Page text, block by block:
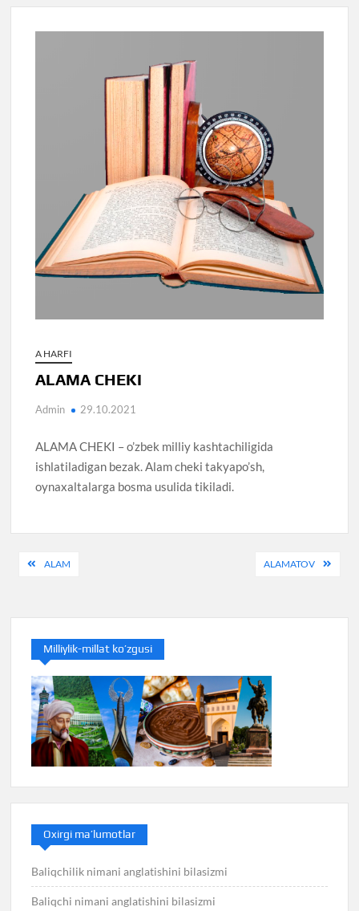
A HARFI
ALAMA CHEKI
Admin 29.10.2021
ALAMA CHEKI – o’zbek milliy kashtachiligida
ishlatiladigan bezak. Alam cheki takyapo’sh,
oynaxaltalarga bosma usulida tikiladi.
PostALAM ALAMATOV
Milliylik-millat ko’zgusi
Oxirgi ma’lumotlar
Baliqchilik nimani anglatishini bilasizmi
Baliqchi nimani anglatishini bilasizmi